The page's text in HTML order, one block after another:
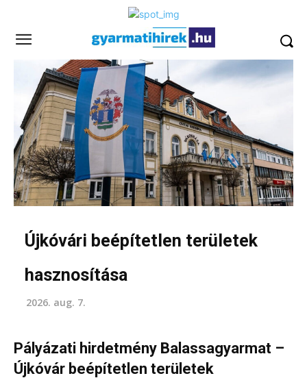
Újkóvári beépítetlen területek
hasznosítása
2026. aug. 7.
Pályázati hirdetmény Balassagyarmat –
Újkóvár beépítetlen területek